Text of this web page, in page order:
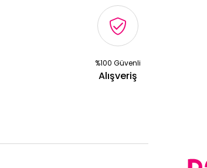
%100 Güvenli
Alışveriş